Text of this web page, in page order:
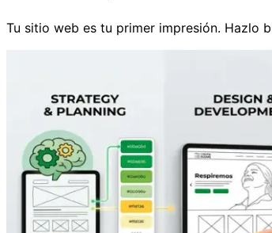
Tu sitio web es tu primer impresión. Hazlo